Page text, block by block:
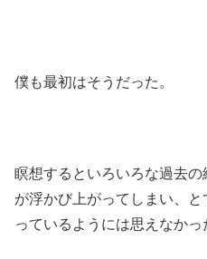
僕も最初はそうだった。
瞑想するといろいろな過去
が浮かび上がってしまい、
っているようには思えなかっ